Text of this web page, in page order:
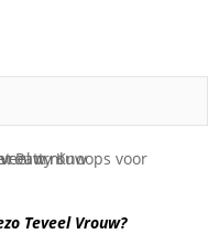
Teveel Vrouw?